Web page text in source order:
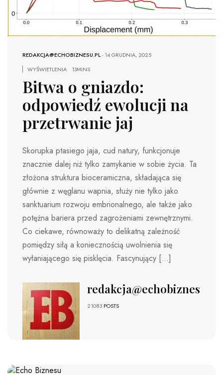
REDAKCJA@ECHOBIZNESU.PL-14 GRUDNIA, 2025
WYŚWIETLENIA
13MINS
Bitwa o gniazdo:
odpowiedź ewolucji na
przetrwanie jaj
Skorupka ptasiego jaja, cud natury, funkcjonuje
znacznie dalej niż tylko zamykanie w sobie życia. Ta
złożona struktura bioceramiczna, składająca się
głównie z węglanu wapnia, służy nie tylko jako
sanktuarium rozwoju embrionalnego, ale także jako
potężna bariera przed zagrożeniami zewnętrznymi.
Co ciekawe, równoważy to delikatną zależność
pomiędzy siłą a koniecznością uwolnienia się
wyłaniającego się pisklęcia. Fascynujący […]
redakcja@echobiznesu.pl
21083 POSTS